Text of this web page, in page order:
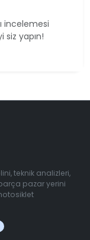
incelemesi
yapın!
teknik analizleri,
pazar yerini